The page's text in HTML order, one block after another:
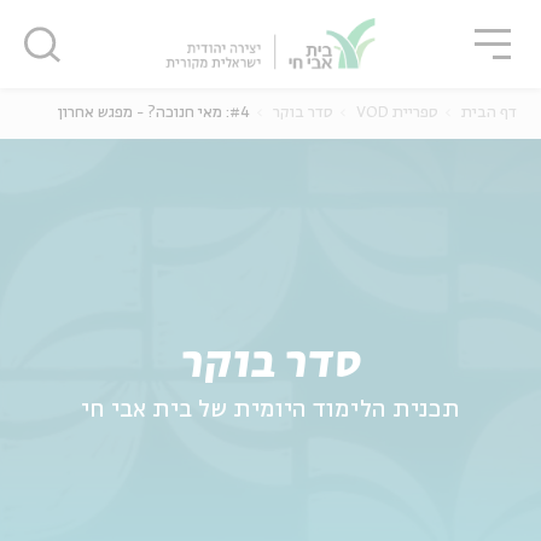
סדר בוקר
תכנית הלימוד היומית של בית אבי חי
דף הבית ספריית VOD סדר בוקר #4: מאי חנוכה? - מפגש אחרון
סגור